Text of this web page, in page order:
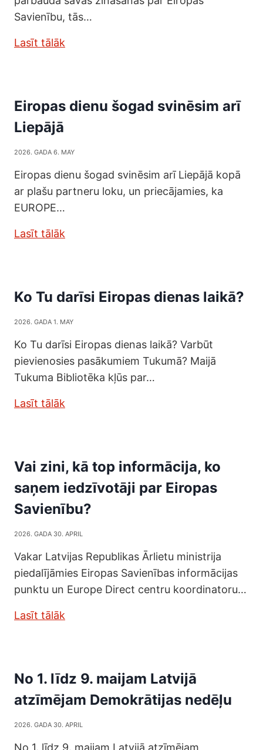
Savienību, tās…
Lasīt tālāk
Eiropas dienu šogad svinēsim arī
Liepājā
2026. GADA 6. MAY
Eiropas dienu šogad svinēsim arī Liepājā kopā
ar plašu partneru loku, un priecājamies, ka
EUROPE…
Lasīt tālāk
Ko Tu darīsi Eiropas dienas laikā?
2026. GADA 1. MAY
Ko Tu darīsi Eiropas dienas laikā? Varbūt
pievienosies pasākumiem Tukumā? Maijā
Tukuma Bibliotēka kļūs par…
Lasīt tālāk
Vai zini, kā top informācija, ko
saņem iedzīvotāji par Eiropas
Savienību?
2026. GADA 30. APRIL
Vakar Latvijas Republikas Ārlietu ministrija
piedalījāmies Eiropas Savienības informācijas
punktu un Europe Direct centru koordinatoru…
Lasīt tālāk
No 1. līdz 9. maijam Latvijā
atzīmējam Demokrātijas nedēļu
2026. GADA 30. APRIL